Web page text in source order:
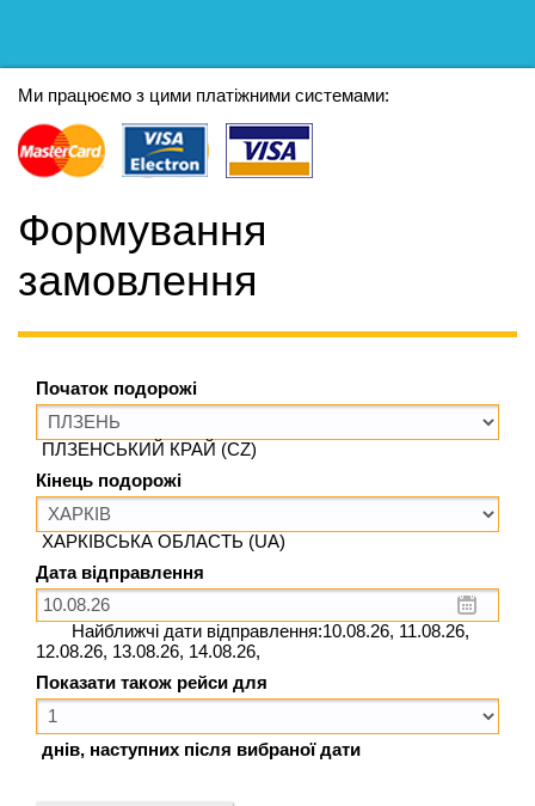
Ми працюємо з цими платіжними системами:
Формування
замовлення
Початок подорожі
ПЛЗЕНСЬКИЙ КРАЙ (CZ)
Кінець подорожі
ХАРКІВСЬКА ОБЛАСТЬ (UA)
Дата відправлення
Найближчі дати відправлення:10.08.26, 11.08.26,
12.08.26, 13.08.26, 14.08.26,
Показати також рейси для
днів, наступних після вибраної дати